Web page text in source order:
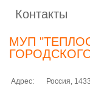
Контакты
МУП
Адрес:
Россия,